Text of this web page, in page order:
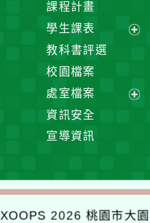
課程計畫
學生課表
單
教科書評選
校園檔案
處室檔案
資訊安全
宣導資訊
XOOPS 2026桃園市大